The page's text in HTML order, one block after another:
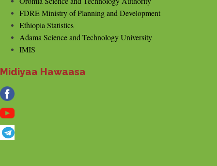
FDRE Ministry of Planning and Development
Ethiopia Statistics
Adama Science and Technology University
IMIS
Midiyaa Hawaasa